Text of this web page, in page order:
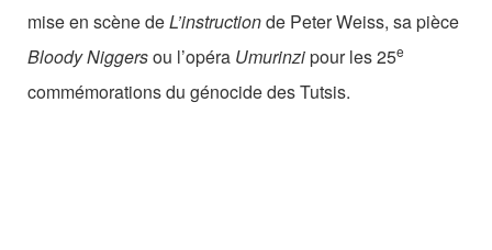
mise en scène deL’instructionde Peter Weiss, sa pièce
Bloody Niggersou l’opéra Umurinzipour les 25e
commémorations du génocide des Tutsis.